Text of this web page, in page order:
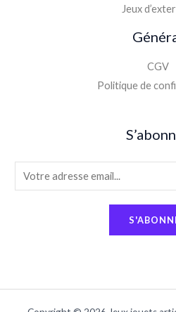
Jeux
CGV
Politique de
m